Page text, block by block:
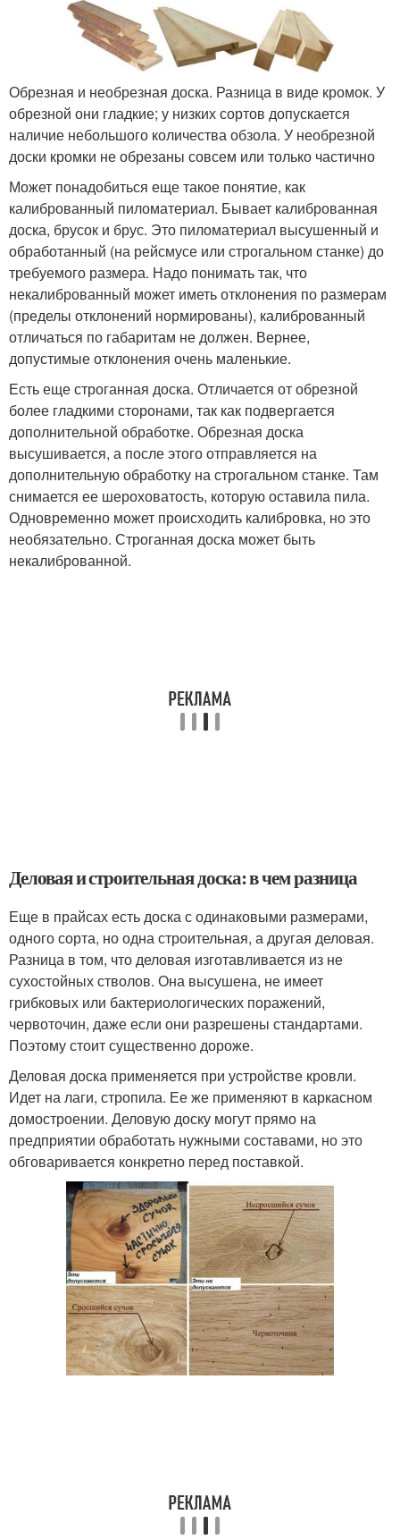
Обрезная и необрезная доска. Разница в виде кромок. У
обрезной они гладкие; у низких сортов допускается
наличие небольшого количества обзола. У необрезной
доски кромки не обрезаны совсем или только частично
Может понадобиться еще такое понятие, как
калиброванный пиломатериал. Бывает калиброванная
доска, брусок и брус. Это пиломатериал высушенный и
обработанный (на рейсмусе или строгальном станке) до
требуемого размера. Надо понимать так, что
некалиброванный может иметь отклонения по размерам
(пределы отклонений нормированы), калиброванный
отличаться по габаритам не должен. Вернее,
допустимые отклонения очень маленькие.
Есть еще строганная доска. Отличается от обрезной
более гладкими сторонами, так как подвергается
дополнительной обработке. Обрезная доска
высушивается, а после этого отправляется на
дополнительную обработку на строгальном станке. Там
снимается ее шероховатость, которую оставила пила.
Одновременно может происходить калибровка, но это
необязательно. Строганная доска может быть
некалиброванной.
Деловая и строительная доска: в чем разница
Еще в прайсах есть доска с одинаковыми размерами,
одного сорта, но одна строительная, а другая деловая.
Разница в том, что деловая изготавливается из не
сухостойных стволов. Она высушена, не имеет
грибковых или бактериологических поражений,
червоточин, даже если они разрешены стандартами.
Поэтому стоит существенно дороже.
Деловая доска применяется при устройстве кровли.
Идет на лаги, стропила. Ее же применяют в каркасном
домостроении. Деловую доску могут прямо на
предприятии обработать нужными составами, но это
обговаривается конкретно перед поставкой.